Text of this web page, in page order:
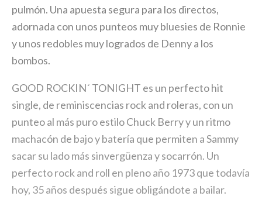
pulmón. Una apuesta segura para los directos,
adornada con unos punteos muy bluesies de Ronnie
y unos redobles muy logrados de Denny a los
bombos.
GOOD ROCKIN´ TONIGHT es un perfecto hit
single, de reminiscencias rock and roleras, con un
punteo al más puro estilo Chuck Berry y un ritmo
machacón de bajo y batería que permiten a Sammy
sacar su lado más sinvergüenza y socarrón. Un
perfecto rock and roll en pleno año 1973 que todavía
hoy, 35 años después sigue obligándote a bailar.